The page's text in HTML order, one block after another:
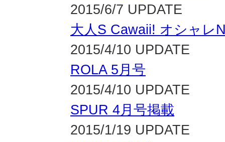
2015/6/7 UPDATE
大人S Cawaii! オシャレ
2015/4/10 UPDATE
ROLA 5月号
2015/4/10 UPDATE
SPUR 4月号掲載
2015/1/19 UPDATE